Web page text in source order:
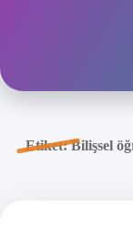
Anasayfa
Etiket:Bilişsel